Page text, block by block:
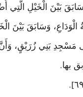
بَيْنَ الْخَيْلِ الَّتِي
الْوَدَاعِ، وَسَابَقَ بَيْنَ
مَسْجِدِ بَنِي زُرَيْقٍ، وَأَنَّ
بها.
].